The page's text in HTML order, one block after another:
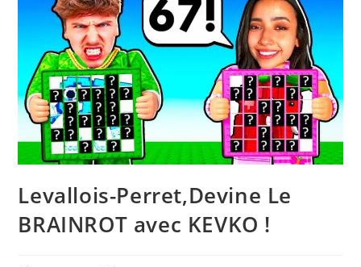
Levallois-Perret,Devine Le
BRAINROT avec KEVKO !